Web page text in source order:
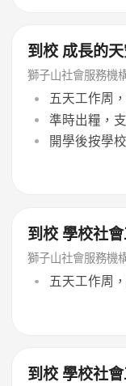
到校 成長的
獅子山社會服務機
五天工作周
準時出糧，
開學後按學
到校 學校社
獅子山社會服務機
五天工作周
到校 學校社